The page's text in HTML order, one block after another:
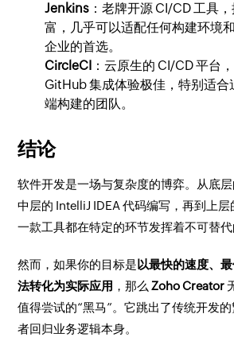
Jenkins ：老牌开源 CI/CD 工具
富，几乎可以适配任何构建环境
企业的首选。
CircleCI ：云原生的 CI/CD 平台
GitHub 集成体验极佳，特别适合
端构建的团队。
结论
软件开发是一场与复杂度的博弈。从底
中层的 IntelliJ IDEA 代码编写，再到上
一款工具都在特定的环节发挥着不可替代
然而，如果你的目标是 以最快的速度、
法转化为实际应用 ，那么Zoho Creator
值得尝试的“黑马”。它跳出了传统开发
者回归业务逻辑本身。